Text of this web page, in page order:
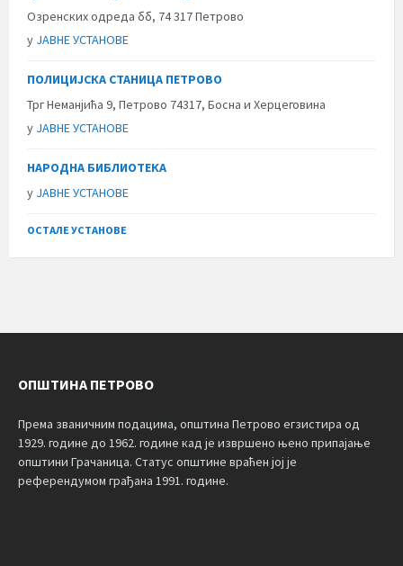
Озренских одреда бб, 74 317 Петрово
у ЈАВНЕ УСТАНОВЕ
ПОЛИЦИЈСКА СТАНИЦА ПЕТРОВО
Трг Неманјића 9, Петрово 74317, Босна и Херцеговина
у ЈАВНЕ УСТАНОВЕ
НАРОДНА БИБЛИОТЕКА
у ЈАВНЕ УСТАНОВЕ
ОСТАЛЕ УСТАНОВЕ
ОПШТИНА ПЕТРОВО
Према званичним подацима, општина Петрово егзистира од
1929. године до 1962. године кад је извршено њено припајање
општини Грачаница. Статус општине враћен јој је
референдумом грађана 1991. године.